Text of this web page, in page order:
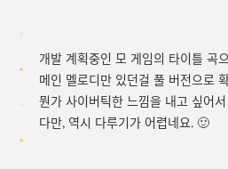
개발 계획중인 모 게임의 타이틀 곡
메인 멜로디만 있던걸 풀 버전으로
뭔가 사이버틱한 느낌을 내고 싶어
다만, 역시 다루기가 어렵네요. 🙂